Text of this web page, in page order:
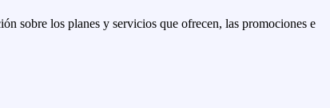
sobre los planes y servicios que ofrecen, las promociones e